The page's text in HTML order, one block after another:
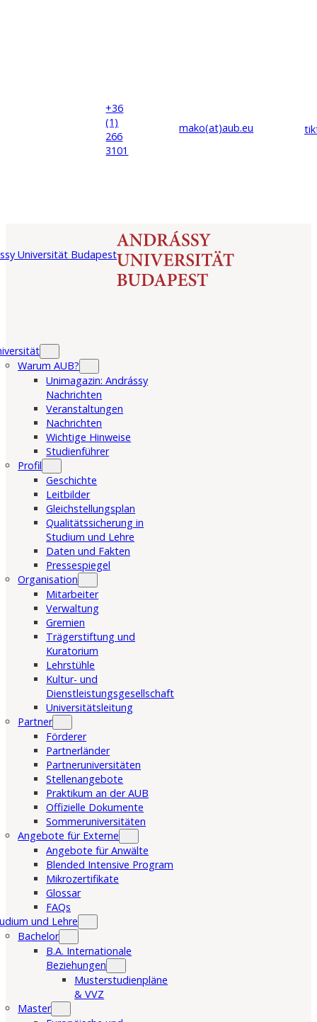
+36
(1)
266
3101
mako(at)aub.eu
Warum AUB?
Unimagazin: Andrássy
Nachrichten
Veranstaltungen
Nachrichten
Wichtige Hinweise
Studienführer
Profil
Geschichte
Leitbilder
Gleichstellungsplan
Qualitätssicherung in
Studium und Lehre
Daten und Fakten
Pressespiegel
Organisation
Mitarbeiter
Verwaltung
Gremien
Trägerstiftung und
Kuratorium
Lehrstühle
Kultur- und
Dienstleistungsgesellschaft
Universitätsleitung
Partner
Förderer
Partnerländer
Partneruniversitäten
Stellenangebote
Praktikum an der AUB
Offizielle Dokumente
Sommeruniversitäten
Angebote für Externe
Angebote für Anwälte
Blended Intensive Program
Mikrozertifikate
Glossar
FAQs
und Lehre
Bachelor
B.A. Internationale
Beziehungen
Musterstudienpläne
& VVZ
Master